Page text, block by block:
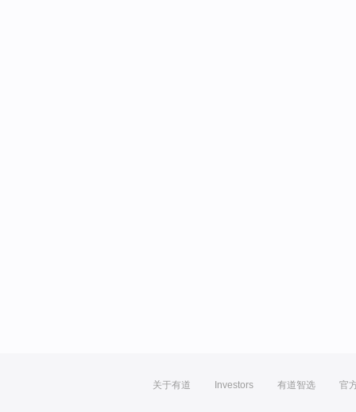
关于有道 Investors 有道智选 官